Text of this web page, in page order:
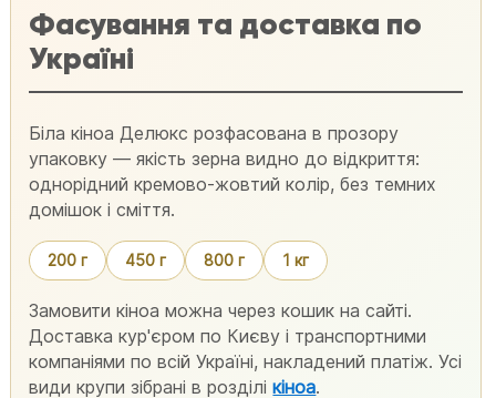
Фасування та доставка по
Україні
Біла кіноа Делюкс розфасована в прозору
упаковку — якість зерна видно до відкриття:
однорідний кремово-жовтий колір, без темних
домішок і сміття.
200 г 450 г 800 г 1 кг
Замовити кіноа можна через кошик на сайті.
Доставка кур'єром по Києву і транспортними
компаніями по всій Україні, накладений платіж. Усі
види крупи зібрані в розділікіноа.